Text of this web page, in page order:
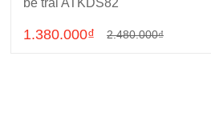
bé trai ATKDS82
1.380.000₫ 2.480.000₫